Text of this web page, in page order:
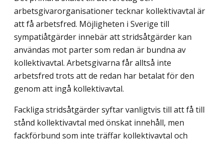
arbetsgivarorganisationer tecknar kollektiv­avtal är
att få arbetsfred. Möjligheten i Sverige till
sympatiåtgärder innebär att strids­åtgärder kan
användas mot parter som redan är bundna av
kollektivavtal. Arbetsgivarna får alltså inte
arbetsfred trots att de redan har betalat för den
genom att ingå kollektiv­avtal.
Fackliga stridsåtgärder syftar vanligtvis till att få till
stånd kollektivavtal med önskat innehåll, men
fackförbund som inte träffar kollektivavtal och